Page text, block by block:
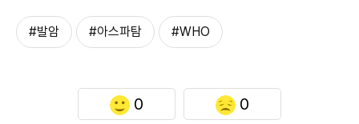
#발암 #아스파탐 #WHO
0 0